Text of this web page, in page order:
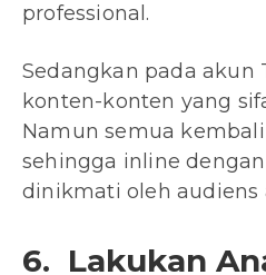
professional.
Sedangkan pada akun
konten-konten yang
Namun semua
sehingga inline
dinikmati oleh audiens
6. Lakukan